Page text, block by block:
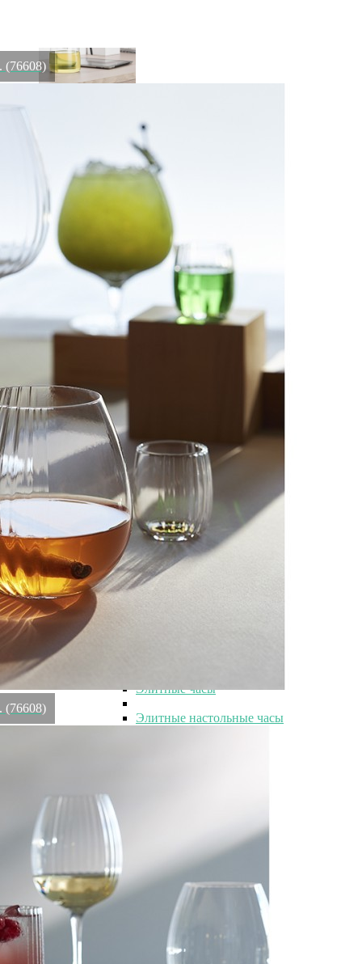
(76608)
(76608)
Быстрый просмотр
Блюдо овальное TTCBC 2036 1000, фарфор, ATRIUM
Быстрый просмотр
8 900₽
Товары
Распродажа
Элитная коллекция
Элитная коллекция
Элитная посуда
Элитная посуда
Элитные наборы посуды
Элитные тарелки
Элитные салатники
Элитные чашки
Элитные сахарницы
Элитные молочники
Элитные предметы интерьера
Элитные часы
Элитные настольные часы
Элитные подсвечники
Элитные керамические подсвечники
Элитные металлические подсвечники
Элитные стеклянные подсвечники
Элитные хрустальные подсвечники
Элитные настенные панно
Элитные искусственные цветы и деревья
Элитные искусственные цветы и
деревья